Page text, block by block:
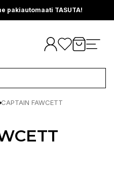
pakiautomaati TASUTA!
CAPTAIN FAWCETT